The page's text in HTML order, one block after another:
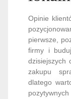
Opinie
pierwsze,
firmy i
dzisiejszych
zakupu
dlatego